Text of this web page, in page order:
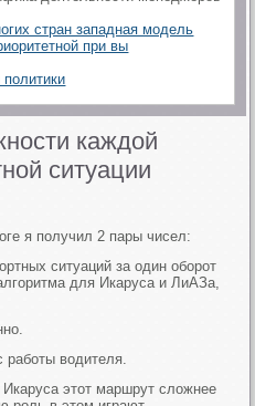
стран западная модель
при вы
каждой
ситуации
я получил 2 пары чисел:
ситуаций за один оборот
для Икаруса и ЛиАЗа,
работы водителя.
этот маршрут сложнее